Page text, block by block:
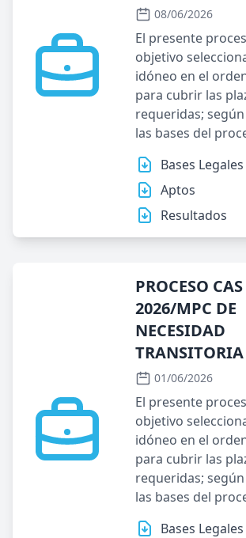
08/06/2026
El presente
objetivo
idóneo en el
para cubrir las
requeridas;
las bases del
Bases Legales
Aptos
Resultados
PROCESO
2026/MPC DE
NECESIDAD
TRANSITORIA
01/06/2026
El presente
objetivo
idóneo en el
para cubrir las
requeridas;
las bases del
Bases Legales